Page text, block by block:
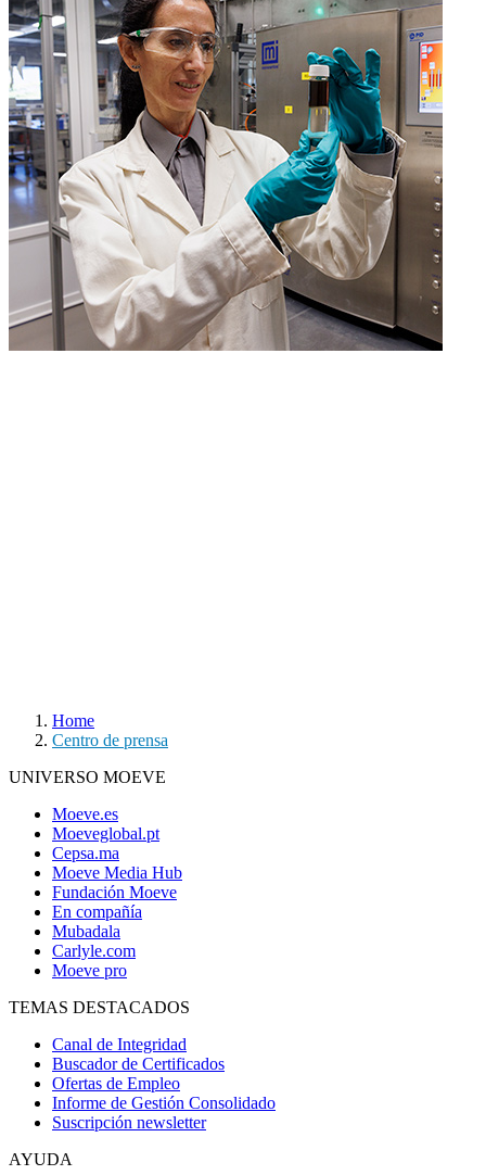
Home
Centro de prensa
UNIVERSO MOEVE
Moeve.es
Moeveglobal.pt
Cepsa.ma
Moeve Media Hub
Fundación Moeve
En compañía
Mubadala
Carlyle.com
Moeve pro
TEMAS DESTACADOS
Canal de Integridad
Buscador de Certificados
Ofertas de Empleo
Informe de Gestión Consolidado
Suscripción newsletter
AYUDA